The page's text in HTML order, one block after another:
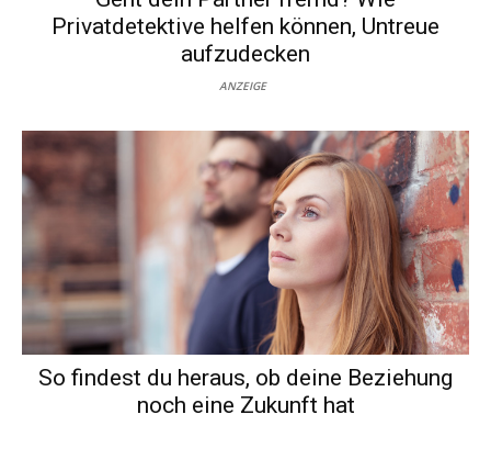
Privatdetektive helfen können, Untreue
aufzudecken
ANZEIGE
So findest du heraus, ob deine Beziehung
noch eine Zukunft hat